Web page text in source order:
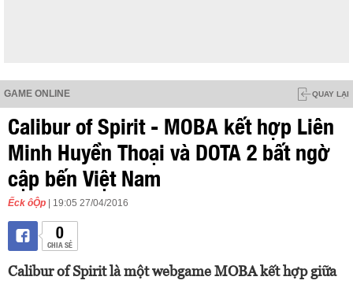
GAME ONLINE QUAY LẠI
Calibur of Spirit - MOBA kết hợp Liên
Minh Huyền Thoại và DOTA 2 bất ngờ
cập bến Việt Nam
Ếck ôỘp | 19:05 27/04/2016
0
CHIA SẺ
Calibur of Spirit là một webgame MOBA kết hợp giữa